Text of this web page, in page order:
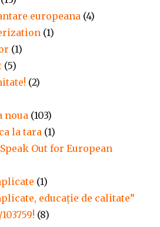
europeana (4)
(1)
(1)
(5)
(2)
noua (103)
la tara (1)
Out for European
(1)
educație de calitate”
(8)